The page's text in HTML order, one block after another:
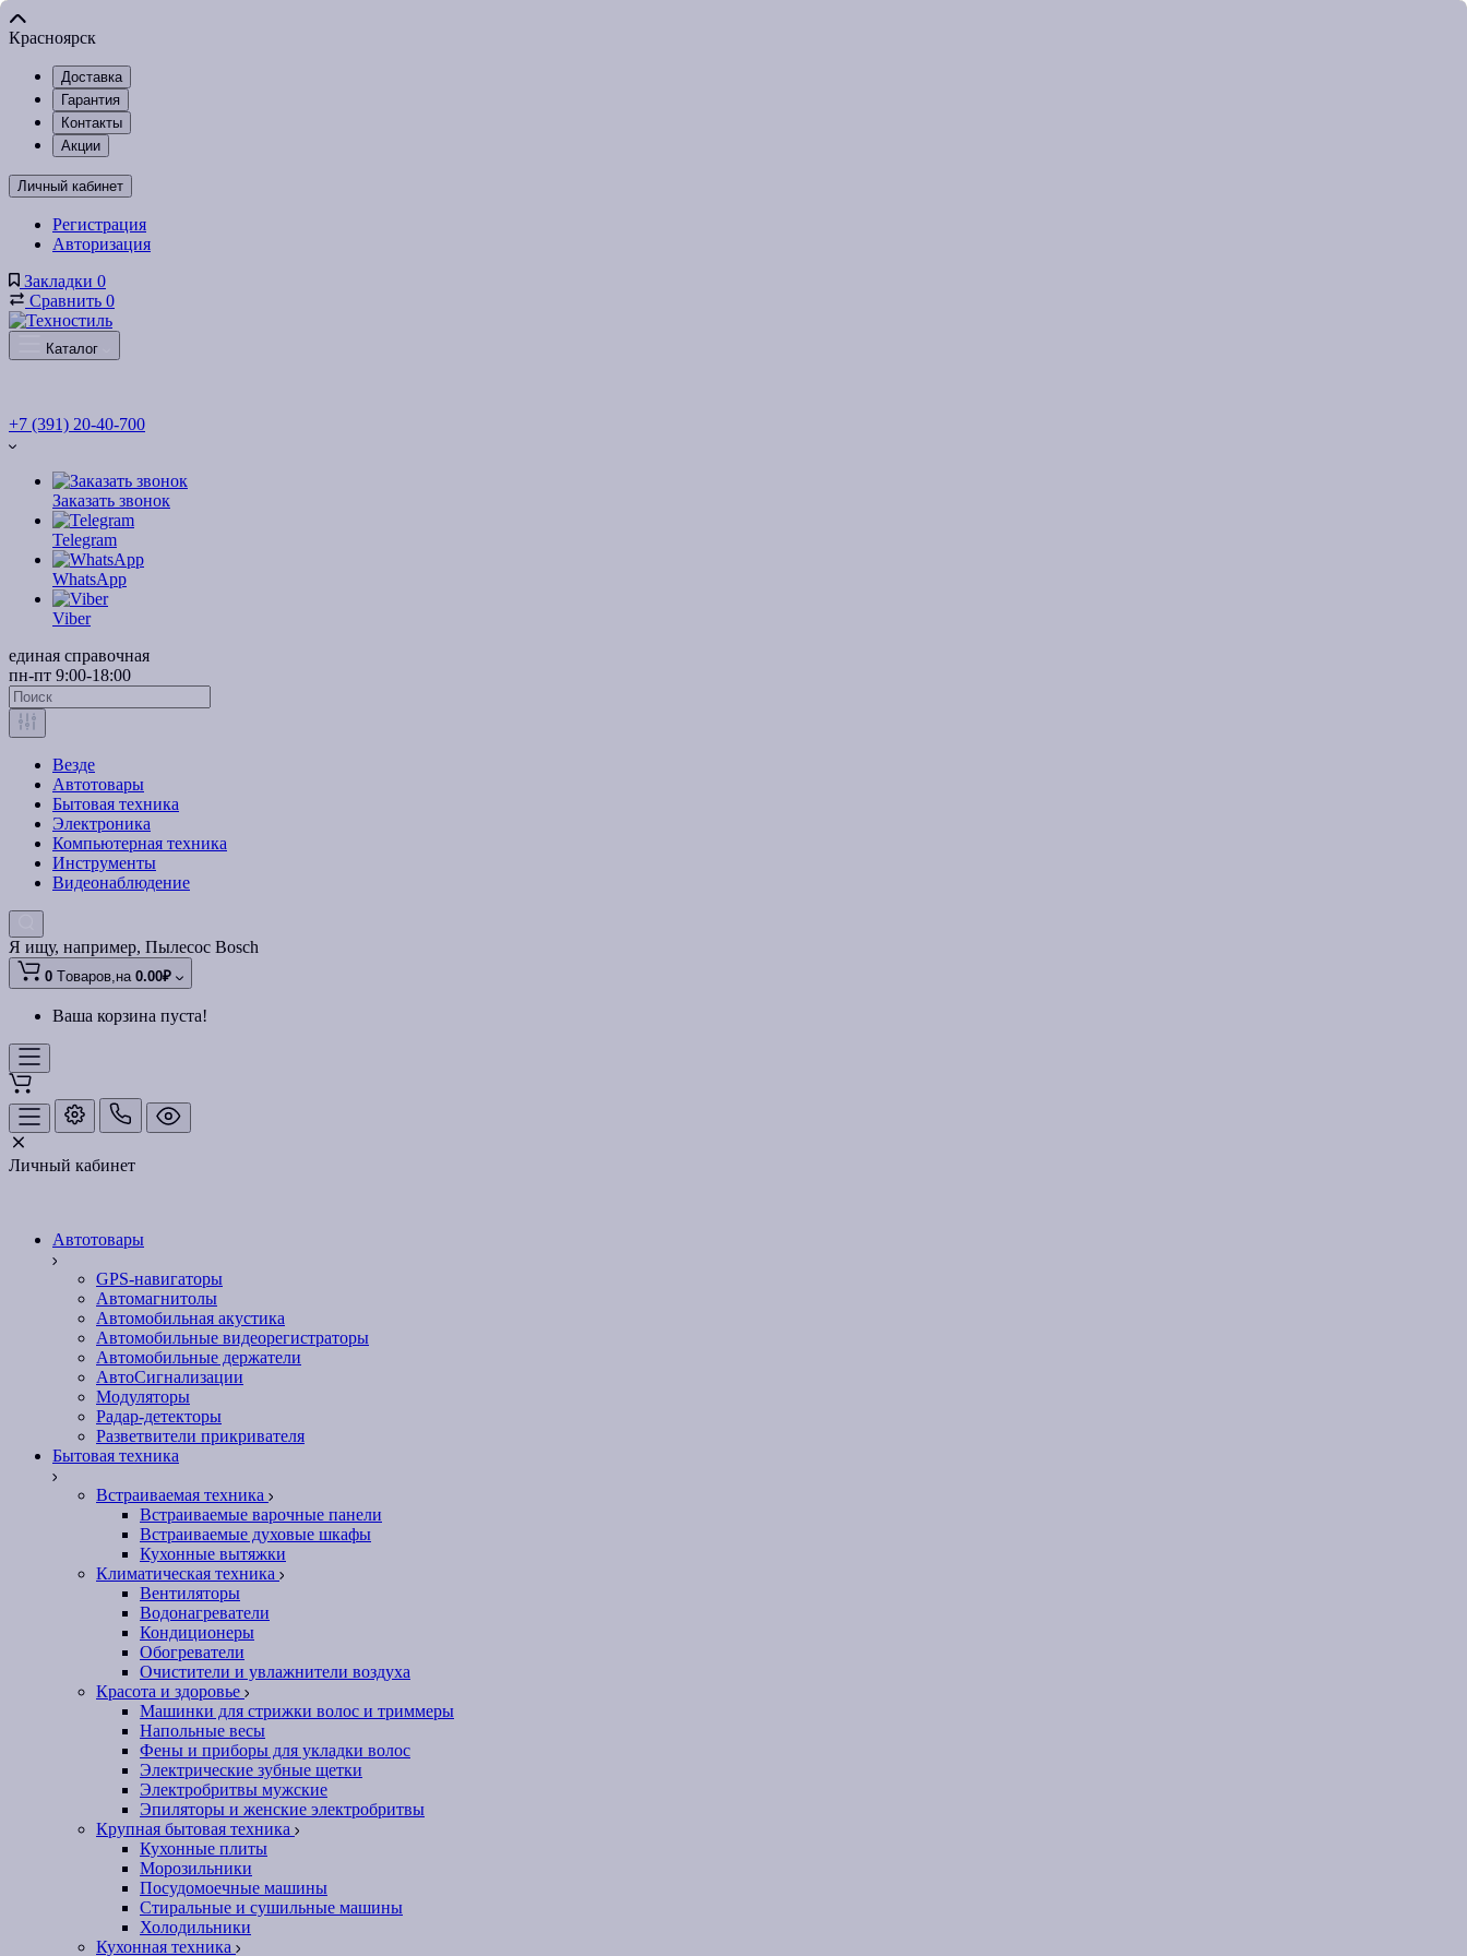
Красноярск
Доставка
Гарантия
Контакты
Акции
Личный кабинет
Регистрация
Авторизация
Закладки 0
Сравнить 0
Каталог
+7 (391) 20-40-700
Заказать звонок
Telegram
WhatsApp
Viber
единая справочная
пн-пт 9:00-18:00
Везде
Автотовары
Бытовая техника
Электроника
Компьютерная техника
Инструменты
Видеонаблюдение
Я ищу, например, Пылесос Bosch
0 Tоваров,на 0.00₽
Ваша корзина пуста!
Личный кабинет
Автотовары
GPS-навигаторы
Автомагнитолы
Автомобильная акустика
Автомобильные видеорегистраторы
Автомобильные держатели
АвтоСигнализации
Модуляторы
Радар-детекторы
Разветвители прикривателя
Бытовая техника
Встраиваемая техника
Встраиваемые варочные панели
Встраиваемые духовые шкафы
Кухонные вытяжки
Климатическая техника
Вентиляторы
Водонагреватели
Кондиционеры
Обогреватели
Очистители и увлажнители воздуха
Красота и здоровье
Машинки для стрижки волос и триммеры
Напольные весы
Фены и приборы для укладки волос
Электрические зубные щетки
Электробритвы мужские
Эпиляторы и женские электробритвы
Крупная бытовая техника
Кухонные плиты
Морозильники
Посудомоечные машины
Стиральные и сушильные машины
Холодильники
Кухонная техника